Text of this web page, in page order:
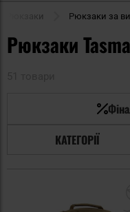
Рюкзаки Рюкзаки за
Рюкзаки
КАТЕГОРІЇ